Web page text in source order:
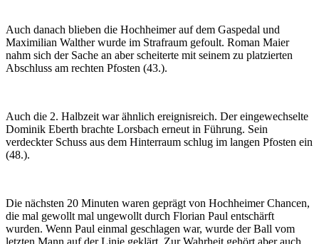
Auch danach blieben die Hochheimer auf dem Gaspedal und
Maximilian Walther wurde im Strafraum gefoult. Roman Maier
nahm sich der Sache an aber scheiterte mit seinem zu platzierten
Abschluss am rechten Pfosten (43.).
Auch die 2. Halbzeit war ähnlich ereignisreich. Der eingewechselte
Dominik Eberth brachte Lorsbach erneut in Führung. Sein
verdeckter Schuss aus dem Hinterraum schlug im langen Pfosten ein
(48.).
Die nächsten 20 Minuten waren geprägt von Hochheimer Chancen,
die mal gewollt mal ungewollt durch Florian Paul entschärft
wurden. Wenn Paul einmal geschlagen war, wurde der Ball vom
letzten Mann auf der Linie geklärt. Zur Wahrheit gehört aber auch